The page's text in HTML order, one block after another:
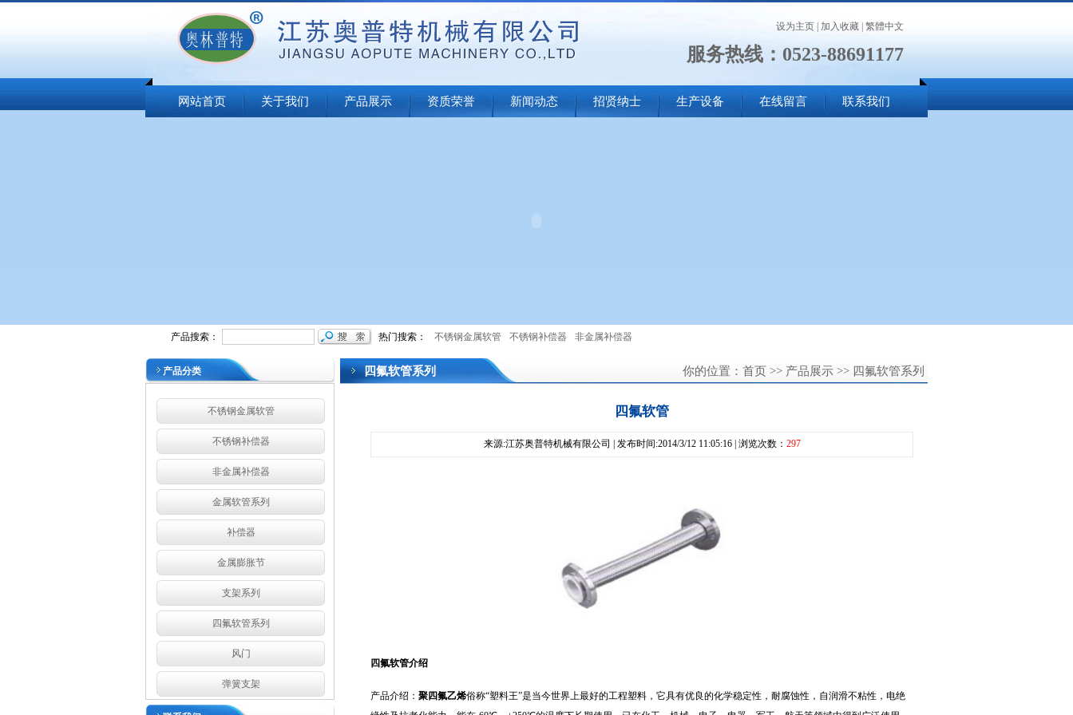
设为主页 加入收藏 繁體中文
服务热线：0523-88691177
网站首页 关于我们 产品展示 资质荣誉 新闻动态 招贤纳士 生产设备 在线留言 联系我们
产品搜索： 热门搜索： 不锈钢金属软管 不锈钢补偿器 非金属补偿器
产品分类
不锈钢金属软管
不锈钢补偿器
非金属补偿器
金属软管系列
补偿器
金属膨胀节
支架系列
四氟软管系列
风门
弹簧支架
你的位置： 首页 >> 产品展示 >> 四氟软管系列
四氟软管系列
四氟软管
来源:江苏奥普特机械有限公司 | 发布时间:2014/3/12 11:05:16 | 浏览次数： 297
四氟软管介绍
产品介绍： 聚四氟乙烯俗称“塑料王”是当今世界上最好的工程塑料，它具有优良的化学稳定性，耐腐蚀性，自润滑不粘性，电绝